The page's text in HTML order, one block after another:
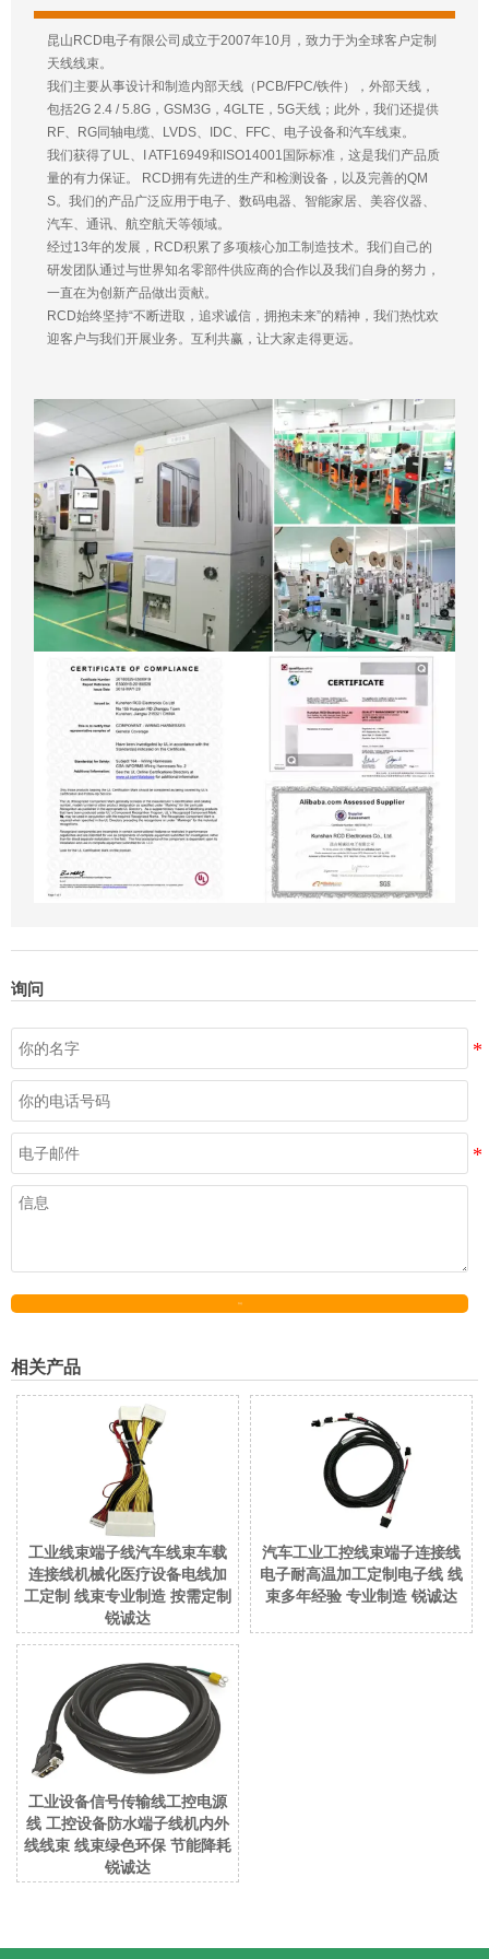
昆山RCD电子有限公司成立于2007年10月，致力于为全球客户定制
天线线束。
我们主要从事设计和制造内部天线（PCB/FPC/铁件），外部天线，
包括2G 2.4 / 5.8G，GSM3G，4GLTE，5G天线；此外，我们还提供
RF、RG同轴电缆、LVDS、IDC、FFC、电子设备和汽车线束。
我们获得了UL、I ATF16949和ISO14001国际标准，这是我们产品质
量的有力保证。 RCD拥有先进的生产和检测设备，以及完善的QM
S。我们的产品广泛应用于电子、数码电器、智能家居、美容仪器、
汽车、通讯、航空航天等领域。
经过13年的发展，RCD积累了多项核心加工制造技术。我们自己的
研发团队通过与世界知名零部件供应商的合作以及我们自身的努力，
一直在为创新产品做出贡献。
RCD始终坚持“不断进取，追求诚信，拥抱未来”的精神，我们热忱欢
迎客户与我们开展业务。互利共赢，让大家走得更远。
询问
相关产品
工业线束端子线汽车线束车载
连接线机械化医疗设备电线加
工定制 线束专业制造 按需定制
锐诚达
汽车工业工控线束端子连接线
电子耐高温加工定制电子线 线
束多年经验 专业制造 锐诚达
工业设备信号传输线工控电源
线 工控设备防水端子线机内外
线线束 线束绿色环保 节能降耗
锐诚达